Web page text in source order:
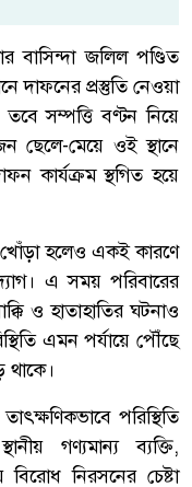
বাসিন্দা জলিল পণ্ডিত
দাফনের প্রস্তুতি নেওয়া
সম্পত্তি বণ্টন নিয়ে
ছেলে-মেয়ে ওই স্থানে
কার্যক্রম স্থগিত হয়ে
খোঁড়া হলেও একই কারণে
এ সময় পরিবারের
ও হাতাহাতির ঘটনাও
এমন পর্যায়ে পৌঁছে
থাকে।
পরিস্থিতি
গণ্যমান্য ব্যক্তি,
বিরোধ নিরসনের চেষ্টা